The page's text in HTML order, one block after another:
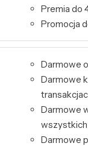
Premia do
Promocja
Darmowe
Darmowe
Darmowe
Darmowe